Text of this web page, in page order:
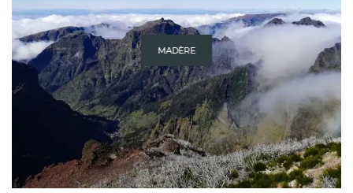
MADÈRE